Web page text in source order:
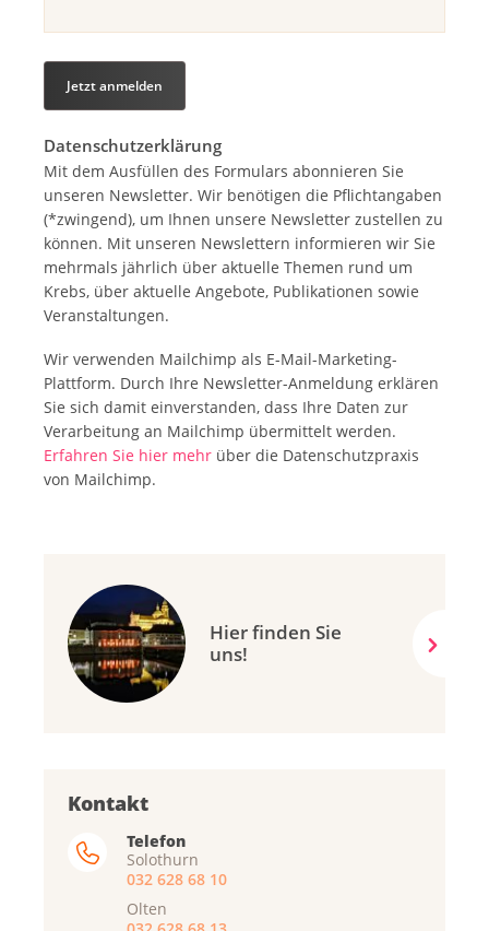
Datenschutzerklärung
Mit dem Ausfüllen des Formulars abonnieren Sie
unseren Newsletter. Wir benötigen die Pflichtangaben
(*zwingend), um Ihnen unsere Newsletter zustellen zu
können. Mit unseren Newslettern informieren wir Sie
mehrmals jährlich über aktuelle Themen rund um
Krebs, über aktuelle Angebote, Publikationen sowie
Veranstaltungen.
Wir verwenden Mailchimp als E-Mail-Marketing-
Plattform. Durch Ihre Newsletter-Anmeldung erklären
Sie sich damit einverstanden, dass Ihre Daten zur
Verarbeitung an Mailchimp übermittelt werden.
Erfahren Sie hier mehr über die Datenschutzpraxis
von Mailchimp.
Hier finden Sie
uns!
Kontakt
Telefon
Solothurn
032 628 68 10
Olten